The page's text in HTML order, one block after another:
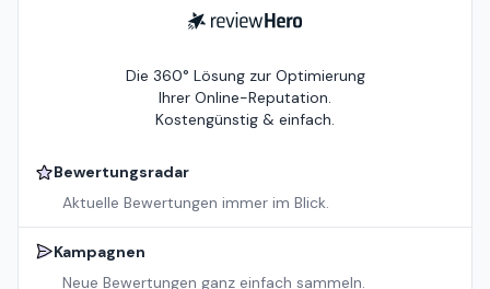
ReviewHero
Die 360° Lösung zur Optimierung
Ihrer Online-Reputation.
Kostengünstig & einfach.
Bewertungsradar
Aktuelle Bewertungen immer im Blick.
Kampagnen
Neue Bewertungen ganz einfach sammeln.